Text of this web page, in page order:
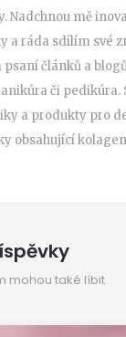
Nadchnou mě
a ráda sdílím své
článků a
či pedikúra.
a produkty pro
obsahující
mohou také líbit